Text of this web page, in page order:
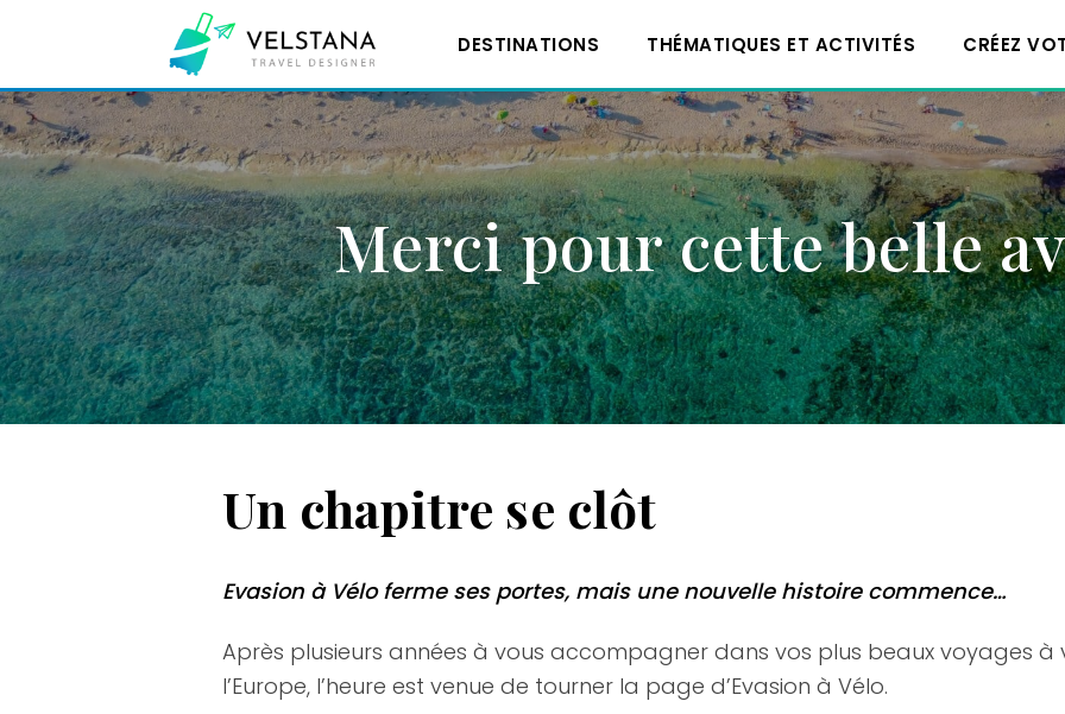
Aller
au
contenu
DESTINATIONS THÉMATIQUES ET ACTIVITÉS CRÉEZ
Merci pour cette belle
Un chapitre se clôt
Evasion à Vélo ferme ses portes, mais une nouvelle histoire commence…
Après plusieurs années à vous accompagner dans vos plus beaux voyages
l’Europe, l’heure est venue de tourner la page d’Evasion à Vélo.